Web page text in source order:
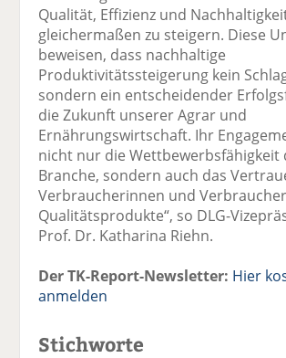
Qualität, Effizienz und
gleichermaßen zu steigern. Diese
beweisen, dass nachhaltige
Produktivitätssteigerung kein
sondern ein entscheidender
die Zukunft unserer Agrar und
Ernährungswirtschaft. Ihr
nicht nur die Wettbewerbsfähigkeit
Branche, sondern auch das
Verbraucherinnen und
Qualitätsprodukte“, so DLG-
Prof. Dr. Katharina Riehn.
Der TK-Report-Newsletter: Hier
anmelden
Stichworte